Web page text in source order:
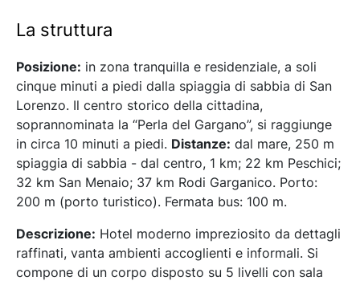
La struttura
Posizione: in zona tranquilla e residenziale, a soli
cinque minuti a piedi dalla spiaggia di sabbia di San
Lorenzo. Il centro storico della cittadina,
soprannominata la “Perla del Gargano”, si raggiunge
in circa 10 minuti a piedi. Distanze: dal mare, 250 m
spiaggia di sabbia - dal centro, 1 km; 22 km Peschici;
32 km San Menaio; 37 km Rodi Garganico. Porto:
200 m (porto turistico). Fermata bus: 100 m.
Descrizione: Hotel moderno impreziosito da dettagli
raffinati, vanta ambienti accoglienti e informali. Si
compone di un corpo disposto su 5 livelli con sala